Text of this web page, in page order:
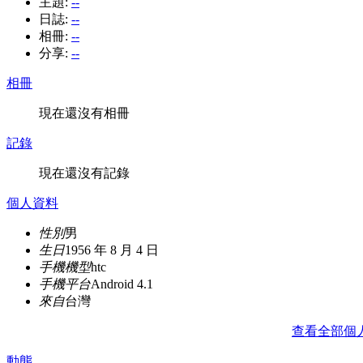
日誌: --
相冊: --
分享: --
相冊
現在還沒有相冊
記錄
現在還沒有記錄
個人資料
性別男
生日1956 年 8 月 4 日
手機機型htc
手機平台Android 4.1
來自台灣
查看全部個